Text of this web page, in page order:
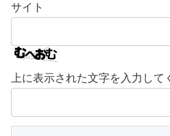
サイト
上に表示された文字を入力して